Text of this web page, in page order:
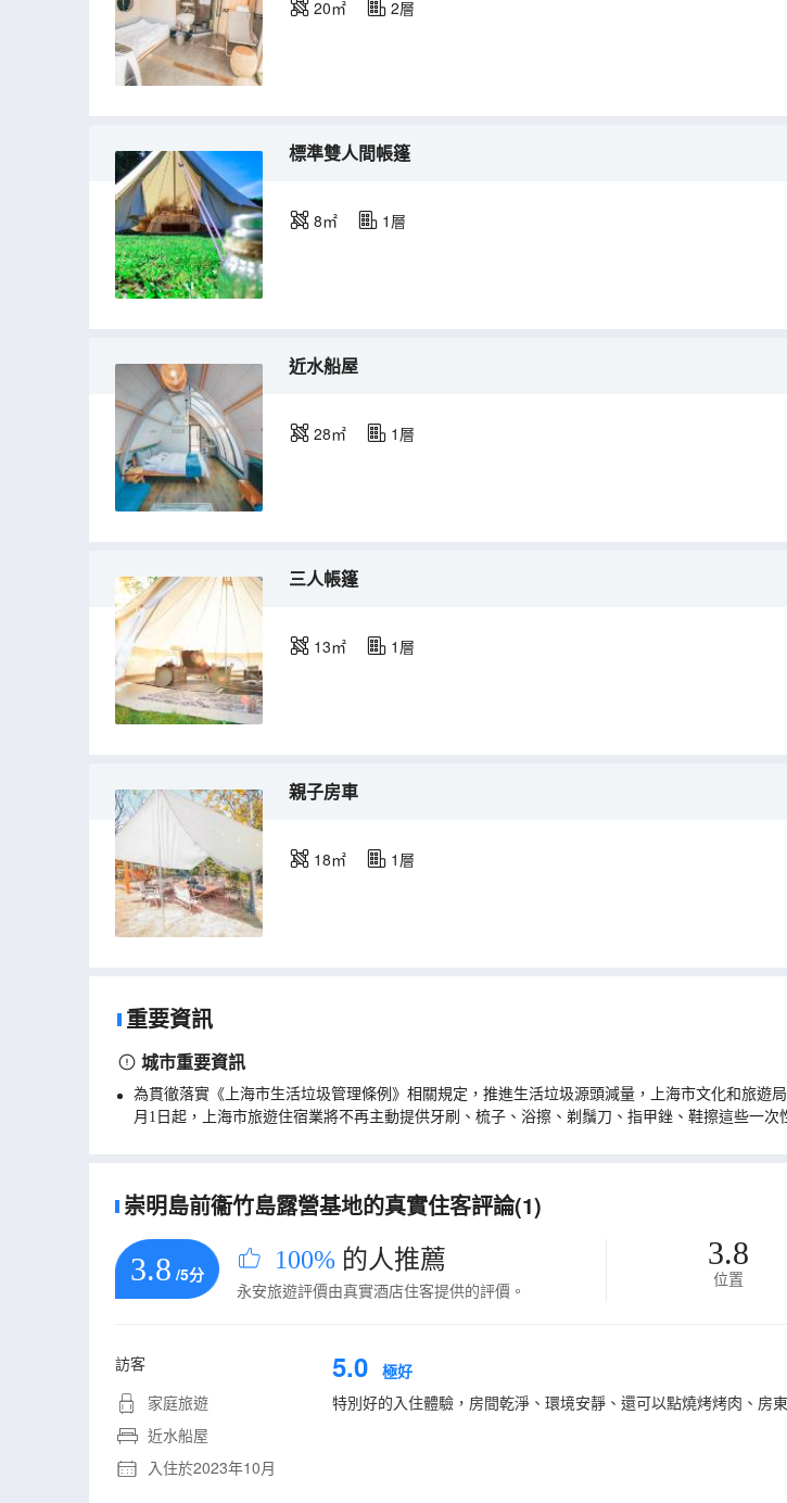
20㎡ 2層
標準雙人間帳篷
8㎡ 1層
近水船屋
28㎡ 1層
三人帳篷
13㎡ 1層
親子房車
18㎡ 1層
重要資訊
城市重要資訊
為貫徹落實《上海市生活垃圾管理條例》相關規定，推進生活垃圾源頭減量，上海市文化和旅遊
月1日起，上海市旅遊住宿業將不再主動提供牙刷、梳子、浴擦、剃鬚刀、指甲銼、鞋擦這些一次
崇明島前衞竹島露營基地的真實住客評論(1)
3.8 /5分 100% 的人推薦
永安旅遊評價由真實酒店住客提供的評價。
3.8
位置
訪客
家庭旅遊
近水船屋
入住於2023年10月
5.0 極好
特別好的入住體驗，房間乾淨、環境安靜、還可以點燒烤烤肉、房